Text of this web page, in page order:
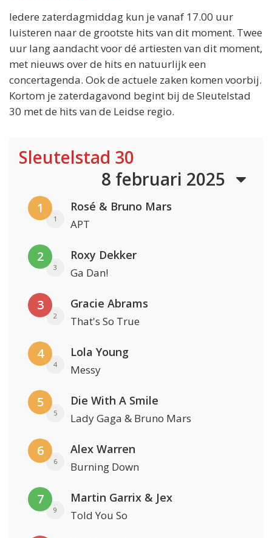
Iedere zaterdagmiddag kun je vanaf 17.00 uur
luisteren naar de grootste hits van dit moment. Twee
uur lang aandacht voor dé artiesten van dit moment,
met nieuws over de hits en natuurlijk een
concertagenda. Ook de actuele zaken komen voorbij.
Kortom je zaterdagavond begint bij de Sleutelstad
30 met de hits van de Leidse regio.
Sleutelstad 30
8 februari 2025
1
1
Rosé & Bruno Mars
APT
2
3
Roxy Dekker
Ga Dan!
3
2
Gracie Abrams
That's So True
4
4
Lola Young
Messy
5
5
Die With A Smile
Lady Gaga & Bruno Mars
6
6
Alex Warren
Burning Down
7
9
Martin Garrix & Jex
Told You So